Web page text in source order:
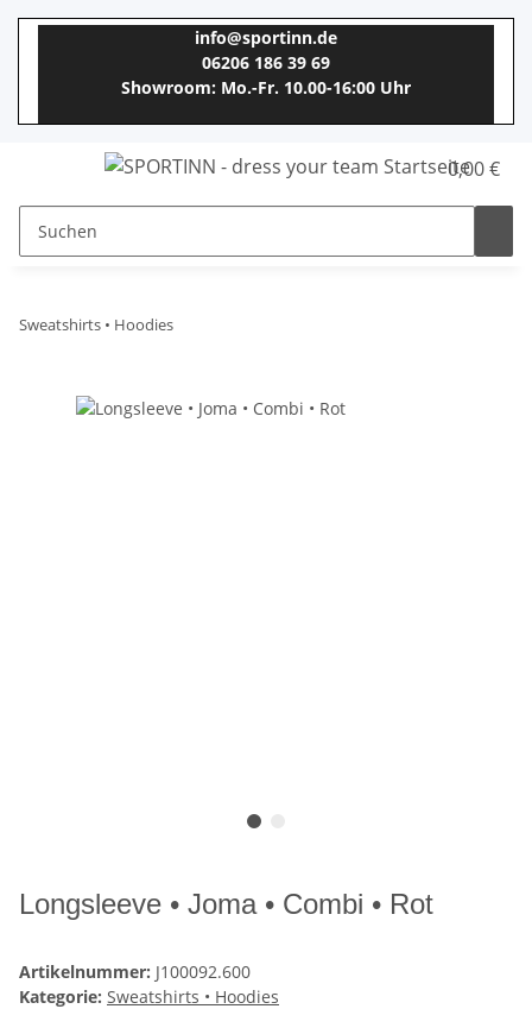
info@sportinn.de
06206 186 39 69
Showroom: Mo.-Fr. 10.00-16:00 Uhr
0,00 €
Sweatshirts • Hoodies
Longsleeve • Joma • Combi • Rot
Artikelnummer: J100092.600
Kategorie: Sweatshirts • Hoodies